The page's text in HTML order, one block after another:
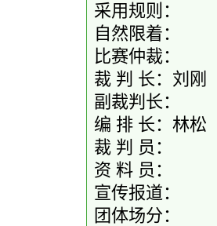
采用规则：
自然限着：
比赛仲裁：
裁 判 长：刘刚
副裁判长：
编 排 长：林松
裁 判 员：
资 料 员：
宣传报道：
团体场分：